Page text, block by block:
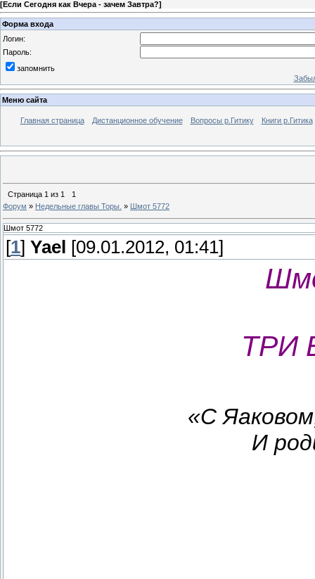
[Если Сегодня как Вчера - зачем Завтра?]
Форма входа
Логин:
Пароль:
запомнить
Меню сайта
Главная страница Дистанционное обучение Вопросы р.Гитику Книги р.Гитика
Страница 1 из 1
1
Форум » Недельные главы Торы. » Шмот 5772
Шмот 5772
[1] Yael [09.01.2012, 01:41]
ТРИ
«С
И